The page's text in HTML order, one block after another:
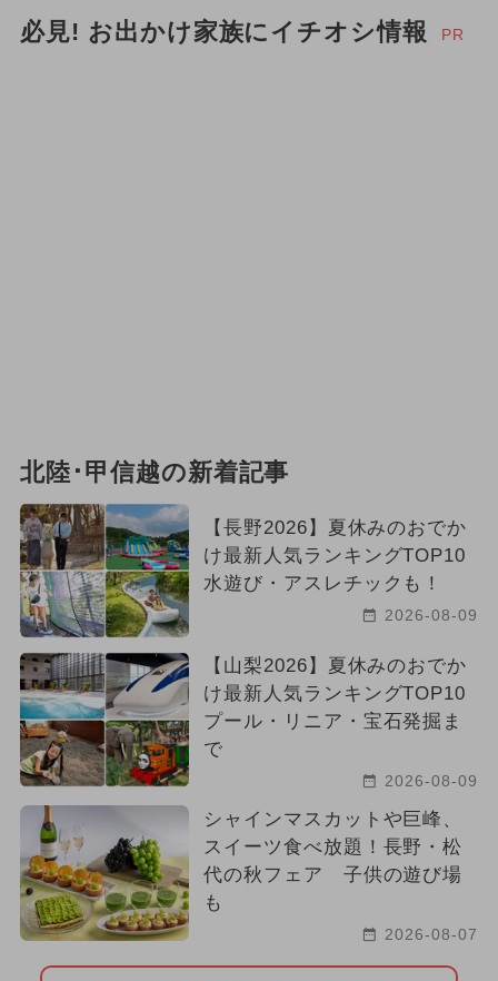
必見! お出かけ家族にイチオシ情報 PR
北陸･甲信越の新着記事
【長野2026】夏休みのおでか
け最新人気ランキングTOP10
水遊び・アスレチックも！
2026-08-09
【山梨2026】夏休みのおでか
け最新人気ランキングTOP10
プール・リニア・宝石発掘ま
で
2026-08-09
シャインマスカットや巨峰、
スイーツ食べ放題！長野・松
代の秋フェア 子供の遊び場
も
2026-08-07